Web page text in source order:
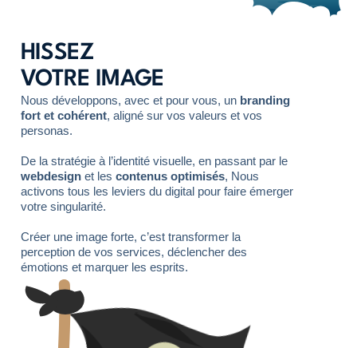
HISSEZ
VOTRE IMAGE
Nous développons, avec et pour vous, un branding
fort et cohérent, aligné sur vos valeurs et vos
personas.
De la stratégie à l’identité visuelle, en passant par le
webdesignet les contenus optimisés, Nous
activons tous les leviers du digital pour faire émerger
votre singularité.
Créer une image forte, c’est transformer la
perception de vos services, déclencher des
émotions et marquer les esprits.